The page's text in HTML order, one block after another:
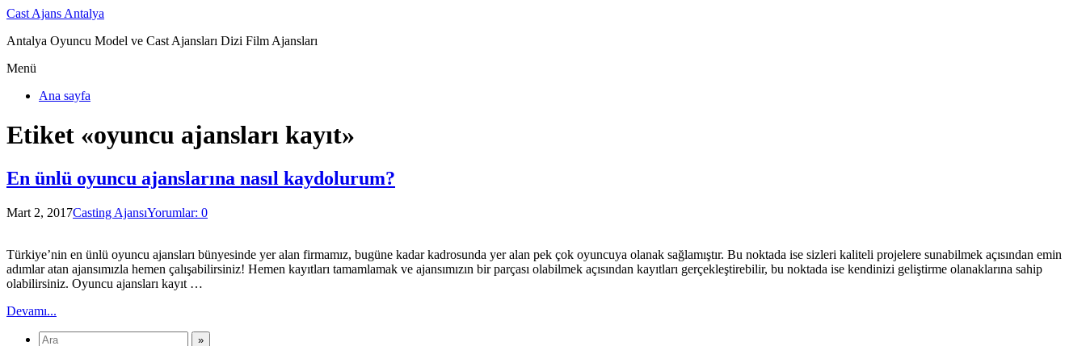
Cast Ajans Antalya
Antalya Oyuncu Model ve Cast Ajansları Dizi Film Ajansları
Menü
Ana sayfa
Etiket «oyuncu ajansları kayıt»
En ünlü oyuncu ajanslarına nasıl kaydolurum?
Mart 2, 2017Casting AjansıYorumlar: 0
Türkiye’nin en ünlü oyuncu ajansları bünyesinde yer alan firmamız, bugüne kadar kadrosunda yer alan pek çok oyuncuya olanak sağlamıştır. Bu noktada ise sizleri kaliteli projelere sunabilmek açısından emin
adımlar atan ajansımızla hemen çalışabilirsiniz! Hemen kayıtları tamamlamak ve ajansımızın bir parçası olabilmek açısından kayıtları gerçekleştirebilir, bu noktada ise kendinizi geliştirme olanaklarına sahip
olabilirsiniz. Oyuncu ajansları kayıt …
Devamı...